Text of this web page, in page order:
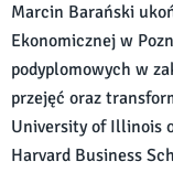
Marcin Barański
Ekonomicznej w
podyplomowych w
przejęć oraz
University of Illinois
Harvard Business